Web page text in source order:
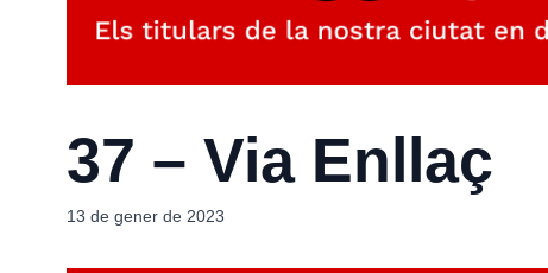
37 – Via Enllaç
13 de gener de 2023